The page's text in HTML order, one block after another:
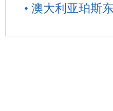
• 澳大利亚珀斯